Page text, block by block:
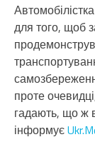
для того, щоб
проте
гадають, що ж
інформує